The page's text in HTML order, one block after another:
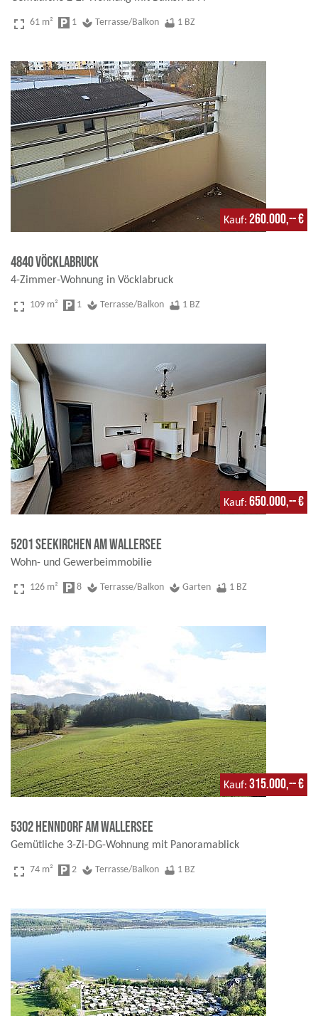
fullscreen 61 m² local_parking 1 spa Terrasse/Balkon bathtub 1 BZ
Kauf 260.000,-- €
4840 Vöcklabruck
4-Zimmer-Wohnung in Vöcklabruck
fullscreen 109 m² local_parking 1 spa Terrasse/Balkon bathtub 1 BZ
Kauf 650.000,-- €
5201 Seekirchen am Wallersee
Wohn- und Gewerbeimmobilie
fullscreen 126 m² local_parking 8 spa Terrasse/Balkon spa Garten bathtub 1 BZ
Kauf 315.000,-- €
5302 Henndorf am Wallersee
Gemütliche 3-Zi-DG-Wohnung mit Panoramablick
fullscreen 74 m² local_parking 2 spa Terrasse/Balkon bathtub 1 BZ